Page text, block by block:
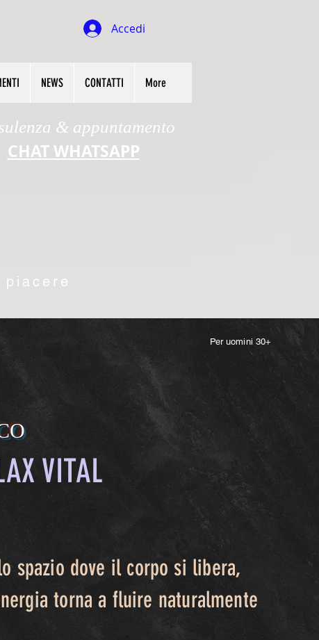
Accedi
NEWS CONTATTI More
& appuntamento
CHAT WHATSAPP
Per uomini 30+
VITAL
spazio dove il corpo si libera,
torna a fluire naturalmente